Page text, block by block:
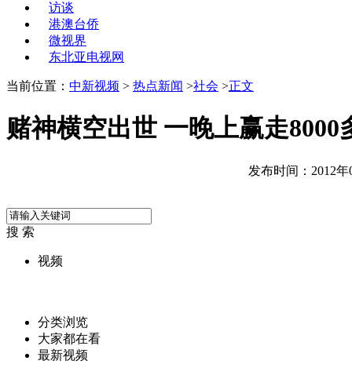
访谈
港澳台侨
微视界
东北亚电视网
当前位置： 中新视频 > 热点新闻 >社会 >正文
赌神横空出世 一晚上赢走8000
发布时间：2012年
搜 索
视频
分类浏览
大家都在看
最新视频